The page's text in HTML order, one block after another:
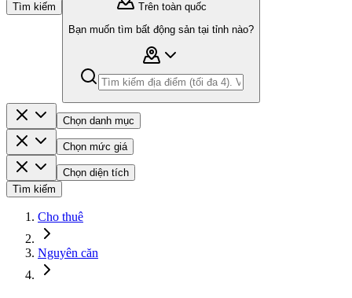
Tìm kiếm
Trên toàn quốc
Bạn muốn tìm bất động sản tại tỉnh nào?
Chọn danh mục
Chọn mức giá
Chọn diện tích
Tìm kiếm
Cho thuê
Nguyên căn